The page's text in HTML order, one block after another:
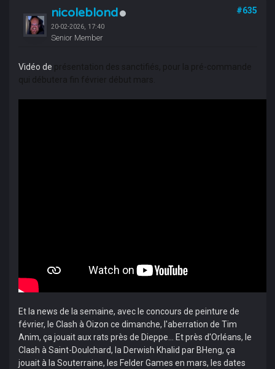
nicoleblond
20-02-2026, 17:40
Senior Member
#635
Vidéo de
présentation des sanctifiés, pour la pré-commande
qui débutera fin février début mars.
Et la news de la semaine, avec le concours de peinture de
février, le Clash à Oizon ce dimanche, l'aberration de Tim
Anim, ça jouait aux rats près de Dieppe... Et près d'Orléans, le
Clash à Saint-Doulchard, la Derwish Khalid par BHeng, ça
jouait à la Souterraine, les Felder Games en mars, les dates